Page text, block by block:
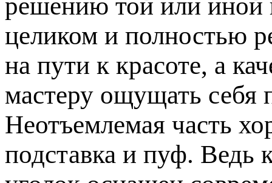
решению той или иной
целиком и полностью
на пути к красоте, а
мастеру ощущать себя
Неотъемлемая часть
подставка и пуф. Ведь